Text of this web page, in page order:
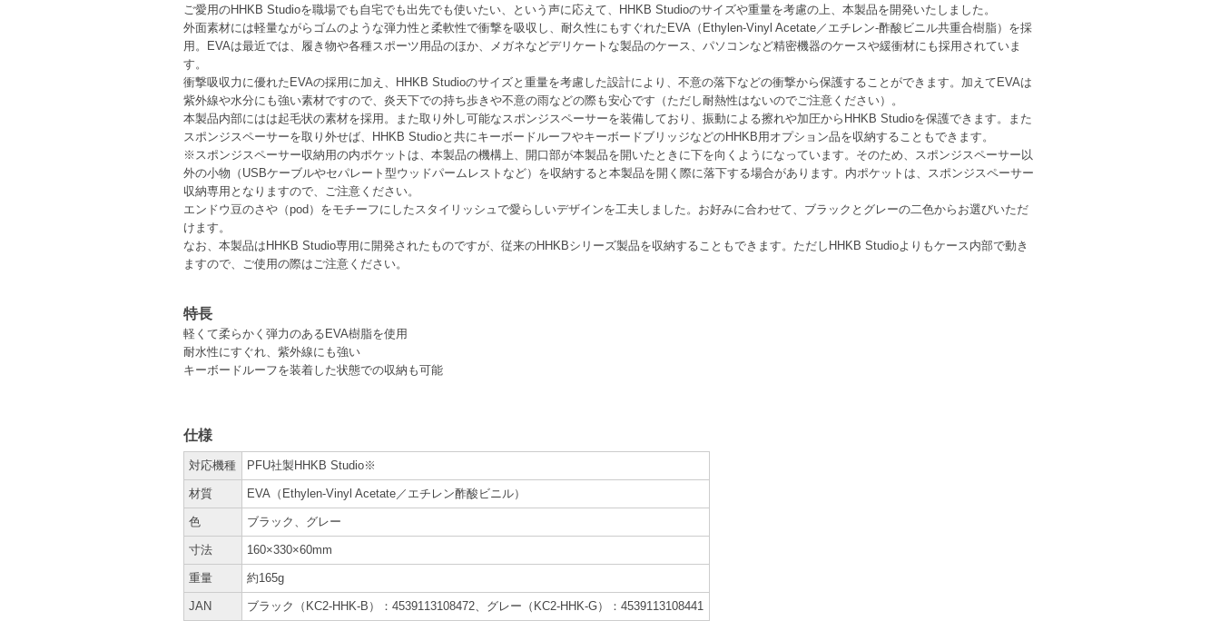
ご愛用のHHKB Studioを職場でも自宅でも出先でも使いたい、という声に応えて、HHKB Studioのサイズや重量を考慮の上、本製品を開発いたしました。
外面素材には軽量ながらゴムのような弾力性と柔軟性で衝撃を吸収し、耐久性にもすぐれたEVA（Ethylen-Vinyl Acetate／エチレン-酢酸ビニル共重合樹脂）を採
用。EVAは最近では、履き物や各種スポーツ用品のほか、メガネなどデリケートな製品のケース、パソコンなど精密機器のケースや緩衝材にも採用されていま
す。
衝撃吸収力に優れたEVAの採用に加え、HHKB Studioのサイズと重量を考慮した設計により、不意の落下などの衝撃から保護することができます。加えてEVAは
紫外線や水分にも強い素材ですので、炎天下での持ち歩きや不意の雨などの際も安心です（ただし耐熱性はないのでご注意ください）。
本製品内部にはは起毛状の素材を採用。また取り外し可能なスポンジスペーサーを装備しており、振動による擦れや加圧からHHKB Studioを保護できます。また
スポンジスペーサーを取り外せば、HHKB Studioと共にキーボードルーフやキーボードブリッジなどのHHKB用オプション品を収納することもできます。
※スポンジスペーサー収納用の内ポケットは、本製品の機構上、開口部が本製品を開いたときに下を向くようになっています。そのため、スポンジスペーサー以
外の小物（USBケーブルやセパレート型ウッドパームレストなど）を収納すると本製品を開く際に落下する場合があります。内ポケットは、スポンジスペーサー
収納専用となりますので、ご注意ください。
エンドウ豆のさや（pod）をモチーフにしたスタイリッシュで愛らしいデザインを工夫しました。お好みに合わせて、ブラックとグレーの二色からお選びいただ
けます。
なお、本製品はHHKB Studio専用に開発されたものですが、従来のHHKBシリーズ製品を収納することもできます。ただしHHKB Studioよりもケース内部で動き
ますので、ご使用の際はご注意ください。
特長
軽くて柔らかく弾力のあるEVA樹脂を使用
耐水性にすぐれ、紫外線にも強い
キーボードルーフを装着した状態での収納も可能
仕様
対応機種 PFU社製HHKB Studio※
材質 EVA（Ethylen-Vinyl Acetate／エチレン酢酸ビニル）
色 ブラック、グレー
寸法 160×330×60mm
重量 約165g
JAN
ブラック（KC2-HHK-B）：4539113108472、グレー（KC2-HHK-G）：4539113108441